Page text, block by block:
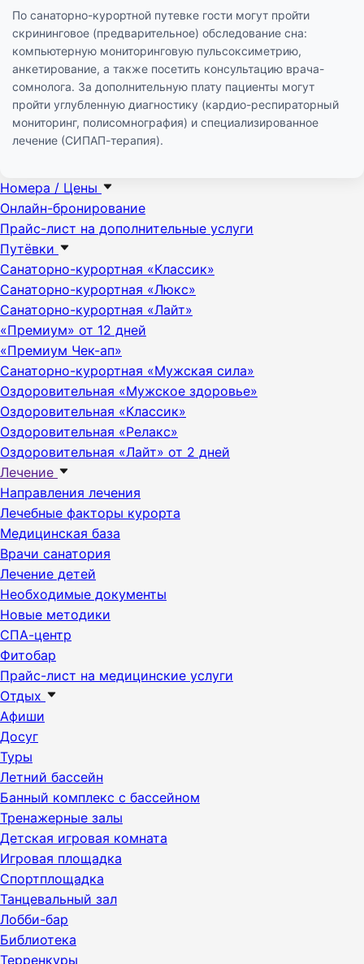
По санаторно-курортной путевке гости могут пройти
скрининговое (предварительное) обследование сна:
компьютерную мониторинговую пульсоксиметрию,
анкетирование, а также посетить консультацию врача-
сомнолога. За дополнительную плату пациенты могут
пройти углубленную диагностику (кардио-респираторный
мониторинг, полисомнография) и специализированное
лечение (СИПАП-терапия).
Номера / Цены
Онлайн-бронирование
Прайс-лист на дополнительные услуги
Путёвки
Санаторно-курортная «Классик»
Санаторно-курортная «Люкс»
Санаторно-курортная «Лайт»
«Премиум» от 12 дней
«Премиум Чек-ап»
Санаторно-курортная «Мужская сила»
Оздоровительная «Мужское здоровье»
Оздоровительная «Классик»
Оздоровительная «Релакс»
Оздоровительная «Лайт» от 2 дней
Лечение
Направления лечения
Лечебные факторы курорта
Медицинская база
Врачи санатория
Лечение детей
Необходимые документы
Новые методики
СПА-центр
Фитобар
Прайс-лист на медицинские услуги
Отдых
Афиши
Досуг
Туры
Летний бассейн
Банный комплекс с бассейном
Тренажерные залы
Детская игровая комната
Игровая площадка
Спортплощадка
Танцевальный зал
Лобби-бар
Библиотека
Терренкуры